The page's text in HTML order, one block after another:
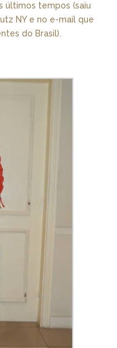
últimos tempos (saiu
NY e no e-mail que
do Brasil).